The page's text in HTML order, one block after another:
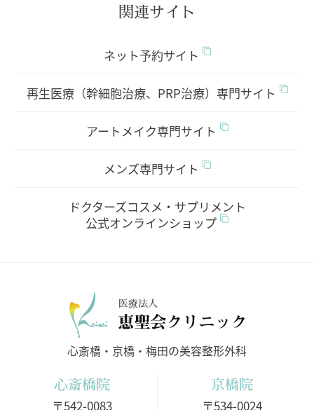
関連サイト
ネット予約サイト
再生医療（幹細胞治療、PRP治療）専門サイト
アートメイク専門サイト
メンズ専門サイト
ドクターズコスメ・サプリメント
公式オンラインショップ
医療法人
心斎橋・京橋・梅田の美容整形外科
心斎橋院
〒542-0083
京橋院
〒534-0024